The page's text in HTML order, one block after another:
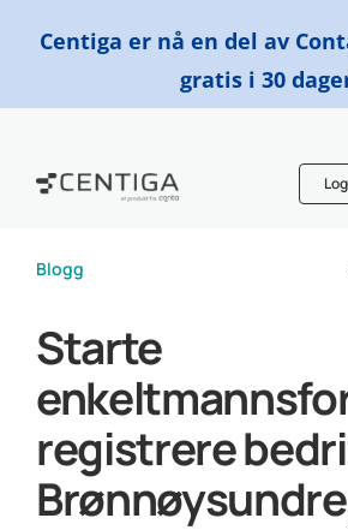
Centiga er nå en del av
gratis i 30
Finn en
Blogg
Starte
registrere